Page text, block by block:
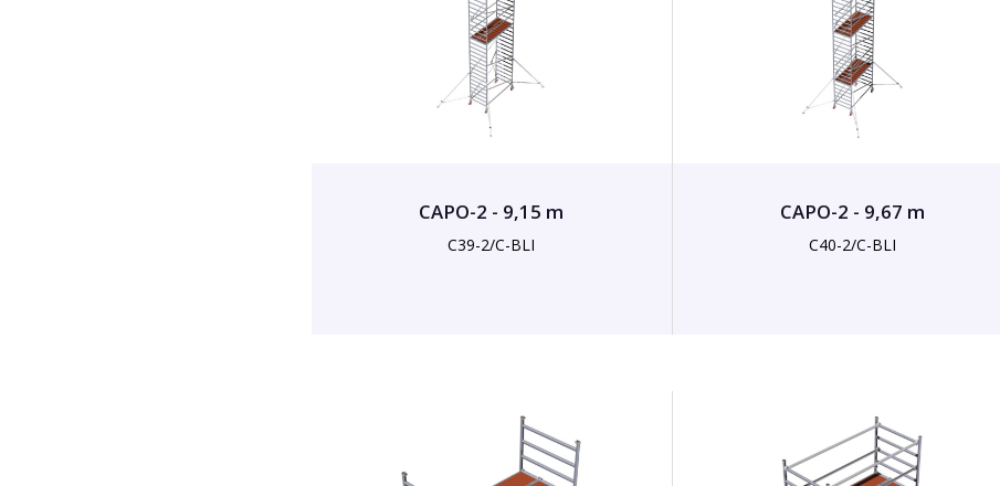
CAPO-2 - 9,15 m
C39-2/C-BLI
CAPO-2 - 9,67 m
C40-2/C-BLI